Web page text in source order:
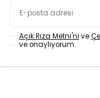
POSTA
Açık Rıza Metni'ni ve
ve onaylıyorum.